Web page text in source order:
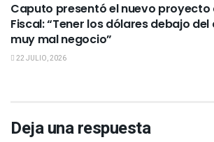
Caputo presentó el nuevo proyecto
Fiscal: “Tener los dólares debajo
muy mal negocio”
22 JULIO, 2026
Deja una respuesta